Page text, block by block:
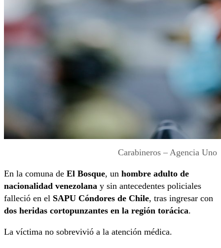
Carabineros – Agencia Uno
En la comuna de El Bosque, un hombre adulto de
nacionalidad venezolana y sin antecedentes policiales
falleció en el SAPU Cóndores de Chile, tras ingresar con
dos heridas cortopunzantes en la región torácica.
La víctima no sobrevivió a la atención médica.